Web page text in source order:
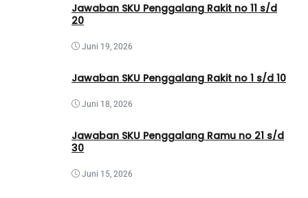
Jawaban SKU Penggalang Rakit no 11 s/d
20
Juni 19, 2026
Jawaban SKU Penggalang Rakit no 1 s/d 10
Juni 18, 2026
Jawaban SKU Penggalang Ramu no 21 s/d
30
Juni 15, 2026